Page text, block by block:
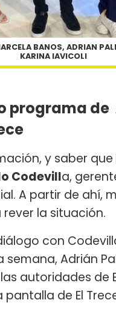
BANOS, ADRIAN
KARINA IAVICOLI
programa
y saber que
Codevilla,
A partir de ahí,
la situación.
con
Adrián
autoridades de
de El